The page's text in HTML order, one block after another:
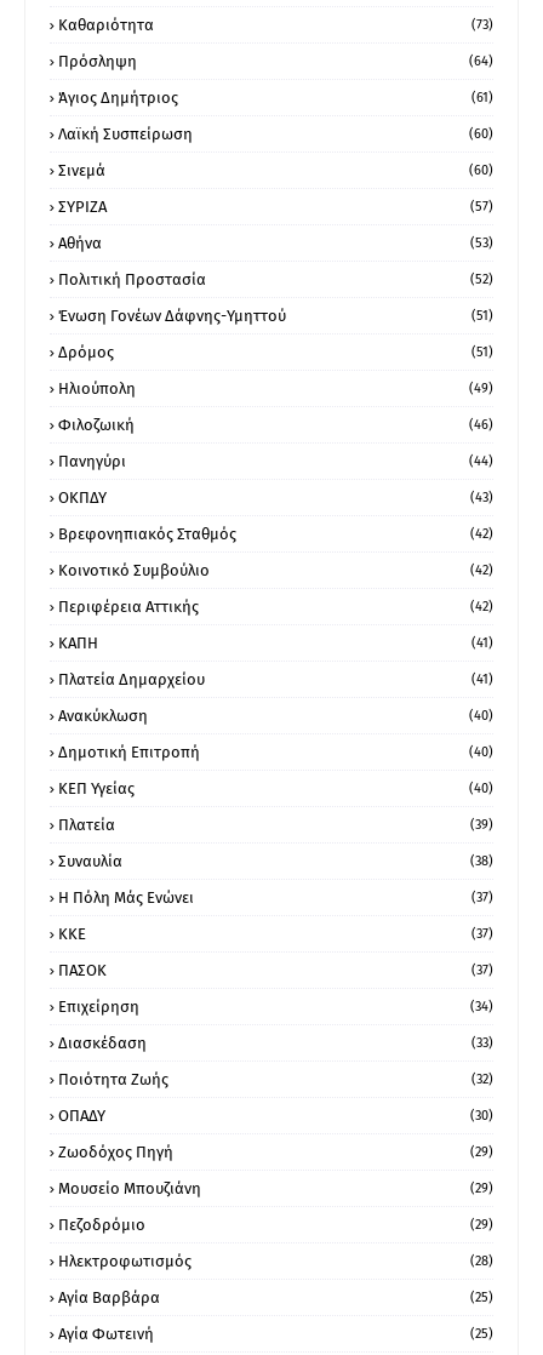
Καθαριότητα (73)
Πρόσληψη (64)
Άγιος Δημήτριος (61)
Λαϊκή Συσπείρωση (60)
Σινεμά (60)
ΣΥΡΙΖΑ (57)
Αθήνα (53)
Πολιτική Προστασία (52)
Ένωση Γονέων Δάφνης-Υμηττού (51)
Δρόμος (51)
Ηλιούπολη (49)
Φιλοζωική (46)
Πανηγύρι (44)
ΟΚΠΔΥ (43)
Βρεφονηπιακός Σταθμός (42)
Κοινοτικό Συμβούλιο (42)
Περιφέρεια Αττικής (42)
ΚΑΠΗ (41)
Πλατεία Δημαρχείου (41)
Ανακύκλωση (40)
Δημοτική Επιτροπή (40)
ΚΕΠ Υγείας (40)
Πλατεία (39)
Συναυλία (38)
Η Πόλη Μάς Ενώνει (37)
ΚΚΕ (37)
ΠΑΣΟΚ (37)
Επιχείρηση (34)
Διασκέδαση (33)
Ποιότητα Ζωής (32)
ΟΠΑΔΥ (30)
Ζωοδόχος Πηγή (29)
Μουσείο Μπουζιάνη (29)
Πεζοδρόμιο (29)
Ηλεκτροφωτισμός (28)
Αγία Βαρβάρα (25)
Αγία Φωτεινή (25)